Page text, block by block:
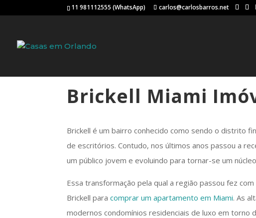
11 981112555 (WhatsApp) carlos@carlosbarros.net
Brickell Miami
Brickell é um bairro conhecido como sendo o distrito
de escritórios. Contudo, nos últimos anos passou a
um público jovem e evoluindo para tornar-se um
Essa transformação pela qual a região passou fez
Brickell paracomprar um apartamento em Miami. As
modernos condomínios residenciais de luxo em torno